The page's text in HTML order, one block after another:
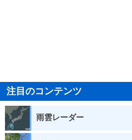
注目のコンテンツ
雨雲レーダー